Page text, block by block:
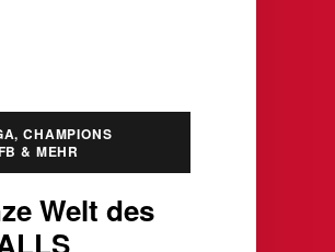
CHAMPIONS
& MEHR
Welt des